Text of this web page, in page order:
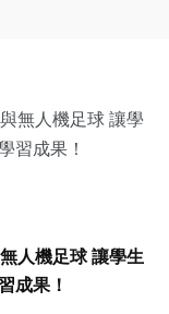
人機足球 讓學生
成果！